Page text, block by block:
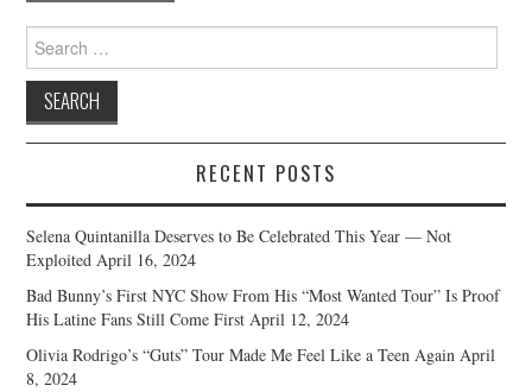
Search
for:
RECENT POSTS
Selena Quintanilla Deserves to Be Celebrated This Year — Not
Exploited April 16, 2024
Bad Bunny’s First NYC Show From His “Most Wanted Tour” Is Proof
His Latine Fans Still Come First April 12, 2024
Olivia Rodrigo’s “Guts” Tour Made Me Feel Like a Teen Again April
8, 2024